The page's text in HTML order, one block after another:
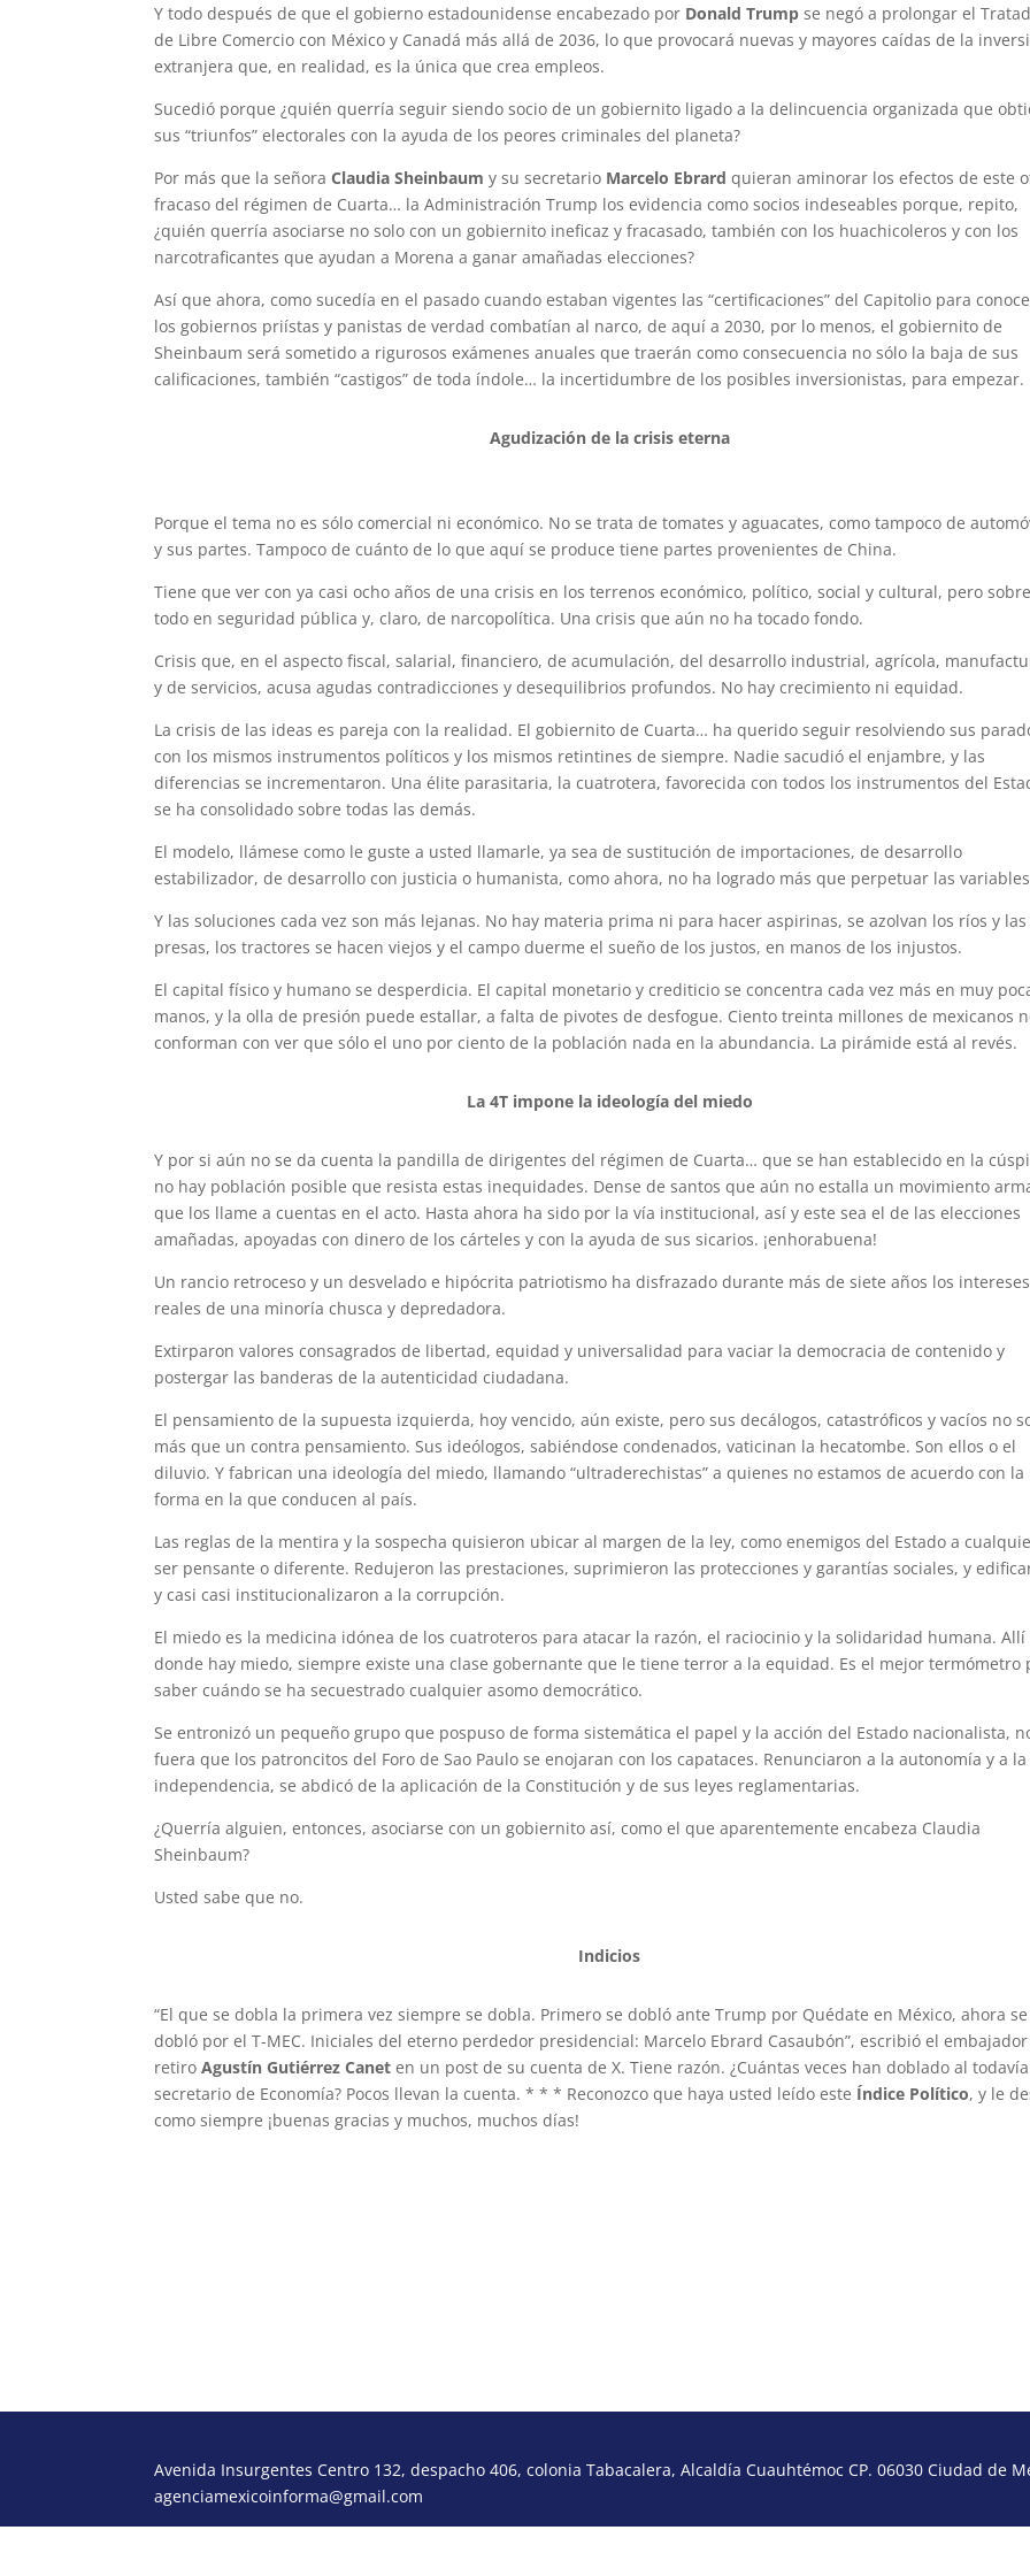
Y todo después de que el gobierno estadounidense encabezado por Donald Trump se negó a prolongar el
de Libre Comercio con México y Canadá más allá de 2036, lo que provocará nuevas y mayores caídas de la
extranjera que, en realidad, es la única que crea empleos.
Sucedió porque ¿quién querría seguir siendo socio de un gobiernito ligado a la delincuencia organizada que
sus “triunfos” electorales con la ayuda de los peores criminales del planeta?
Por más que la señoraClaudia Sheinbaum y su secretario Marcelo Ebrard quieran aminorar los efectos de este
fracaso del régimen de Cuarta… la Administración Trump los evidencia como socios indeseables porque, repito,
¿quién querría asociarse no solo con un gobiernito ineficaz y fracasado, también con los huachicoleros y con los
narcotraficantes que ayudan a Morena a ganar amañadas elecciones?
Así que ahora, como sucedía en el pasado cuando estaban vigentes las “certificaciones” del Capitolio para
los gobiernos priístas y panistas de verdad combatían al narco, de aquí a 2030, por lo menos, el gobiernito de
Sheinbaum será sometido a rigurosos exámenes anuales que traerán como consecuencia no sólo la baja de sus
calificaciones, también “castigos” de toda índole… la incertidumbre de los posibles inversionistas, para empezar.
Agudización de la crisis eterna
Porque el tema no es sólo comercial ni económico. No se trata de tomates y aguacates, como tampoco de
y sus partes. Tampoco de cuánto de lo que aquí se produce tiene partes provenientes de China.
Tiene que ver con ya casi ocho años de una crisis en los terrenos económico, político, social y cultural, pero sobre
todo en seguridad pública y, claro, de narcopolítica. Una crisis que aún no ha tocado fondo.
Crisis que, en el aspecto fiscal, salarial, financiero, de acumulación, del desarrollo industrial, agrícola,
y de servicios, acusa agudas contradicciones y desequilibrios profundos. No hay crecimiento ni equidad.
La crisis de las ideas es pareja con la realidad. El gobiernito de Cuarta… ha querido seguir resolviendo sus
con los mismos instrumentos políticos y los mismos retintines de siempre. Nadie sacudió el enjambre, y las
diferencias se incrementaron. ‎Una élite parasitaria, la cuatrotera, favorecida con todos los instrumentos del
se ha consolidado sobre todas las demás.
El modelo, llámese como le guste a usted llamarle, ya sea de sustitución de importaciones, de desarrollo
estabilizador, de desarrollo con justicia o humanista, como ahora, no ha logrado más que perpetuar las
Y las soluciones cada vez son más lejanas. No hay materia prima ni para hacer aspirinas, se azolvan los ríos y las
presas, los tractores se hacen viejos y el campo duerme el sueño de los justos, en manos de los injustos.
El capital físico y humano se desperdicia. El capital monetario y crediticio se concentra cada vez más en muy
manos, y la olla de presión puede estallar, a falta de pivotes de desfogue. Ciento treinta millones de mexicanos
conforman con ver que sólo el uno por ciento de la población nada en la abundancia. La pirámide está al revés.
La 4T impone la ideología del miedo
Y por si aún no se da cuenta la pandilla de dirigentes del régimen de Cuarta… que se han establecido en la
no hay población posible que resista estas inequidades. Dense de santos que ‎aún no estalla un movimiento
que los llame a cuentas en el acto. Hasta ahora ha sido por la vía institucional, así y este sea el de las elecciones
amañadas, apoyadas con dinero de los cárteles y con la ayuda de sus sicarios. ¡enhorabuena!
Un rancio retroceso y un desvelado e hipócrita patriotismo ha disfrazado durante más de siete años los intereses
reales de una minoría chusca y depredadora.
Extirparon valores consagrados de libertad, equidad y universalidad para vaciar la democracia de contenido y
postergar las banderas de la autenticidad ciudadana.
El pensamiento de la supuesta izquierda, hoy vencido, aún existe, pero sus decálogos, catastróficos y vacíos no
más que un contra pensamiento. Sus ideólogos, sabiéndose condenados, vaticinan la hecatombe. Son ellos o el
diluvio. Y fabrican una ideología del miedo, llamando “ultraderechistas” a quienes no estamos de acuerdo con la
forma en la que conducen al país.
Las reglas de la mentira y la sospecha quisieron ubicar al margen de la ley, como enemigos del Estado a
ser pensante o diferente. Redujeron las prestaciones, suprimieron las protecciones y garantías sociales, y
y casi casi institucionalizaron a la corrupción.
‎El miedo es la medicina idónea de los cuatroteros para atacar la razón, el raciocinio y la solidaridad humana. Allí
donde hay miedo, siempre existe una clase gobernante que le tiene terror a la equidad. Es el mejor termómetro
saber cuándo se ha secuestrado cualquier asomo democrático.
Se entronizó un pequeño grupo que pospuso de forma sistemática el papel y la acción del Estado nacionalista,
fuera que los patroncitos del Foro de Sao Paulo se enojaran con los capataces. Renunciaron a la autonomía y a la
independencia, se abdicó de la aplicación de la Constitución y de sus leyes reglamentarias.
¿Querría alguien, entonces, asociarse con un gobiernito así, como el que aparentemente encabeza Claudia
Sheinbaum?
Usted sabe que no.
Indicios
“El que se dobla la primera vez siempre se dobla. Primero se dobló ante Trump por Quédate en México, ahora se
dobló por el T-MEC. Iniciales del eterno perdedor presidencial: Marcelo Ebrard Casaubón”, escribió el
retiroAgustín Gutiérrez Canet en un post de su cuenta de X. Tiene razón. ¿Cuántas veces han doblado al todavía
secretario de Economía? Pocos llevan la cuenta. * * * Reconozco que haya usted leído este Índice Político, y le
como siempre ¡buenas gracias y muchos, muchos días!
Avenida Insurgentes Centro 132, despacho 406, colonia Tabacalera, Alcaldía Cuauhtémoc CP. 06030 Ciudad de
agenciamexicoinforma@gmail.com